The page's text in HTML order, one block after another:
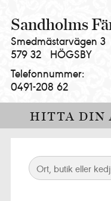
Sandholms
Smedmästarvägen 3
579 32
HÖGSBY
Telefonnummer:
0491-208 62
HITTA DIN